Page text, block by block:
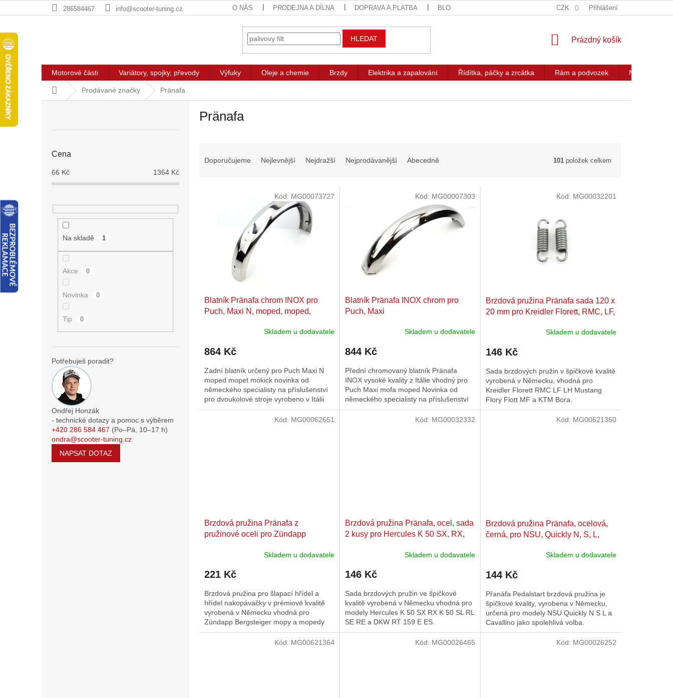
na
286584467 info@scooter-tuning.cz O NÁS PRODEJNA A DÍLNA DOPRAVA A PLATBA BLOG CZK Přihlášení
HLEDAT
NÁKUPNÍ
Prázdný košík
Motorové části Variátory, spojky, převody Výfuky Oleje a chemie Brzdy Elektrika a zapalování Řídítka, páčky a zrcátka Rám a podvozek Nářadí a
Domů Prodávané značky Pränafa
Cena
66 Kč 1364 Kč
Na skladě 1
Akce 0
Novinka 0
Tip 0
Potřebuješ poradit?
Ondřej Honzák
- technické dotazy a pomoc s výběrem
+420 286 584 467 (Po–Pá, 10–17 h)
ondra@scooter-tuning.cz
NAPSAT DOTAZ
Pränafa
Doporučujeme Nejlevnější Nejdražší Nejprodávanější Abecedně 101 položek celkem
Blatník Pränafa chrom INOX pro
Puch, Maxi N, moped, moped,
Skladem u dodavatele
864 Kč
Zadní blatník určený pro Puch Maxi N
moped mopet mokick novinka od
německého specialisty na příslušenství
pro dvoukolové stroje vyrobeno v Itálii
Kód: MG00073727
Blatník Pränafa INOX chrom pro
Puch, Maxi
Skladem u dodavatele
844 Kč
Přední chromovaný blatník Pränafa
INOX vysoké kvality z Itálie vhodný pro
Puch Maxi mofa moped Novinka od
německého specialisty na příslušenství
Kód: MG00007303
Brzdová pružina Pränafa sada 120 x
20 mm pro Kreidler Florett, RMC, LF,
23, 24, KTM Bora 25, 50Skladem u dodavatele
146 Kč
Sada brzdových pružin v špičkové kvalitě
vyrobená v Německu, vhodná pro
Kreidler Florett RMC LF LH Mustang
Flory Flott MF a KTM Bora.
Kód: MG00032201
Brzdová pružina Pränafa z
pružinové oceli pro Zündapp
Skladem u dodavatele
221 Kč
Brzdová pružina pro šlapací hřídel a
hřídel nakopávačky v prémiové kvalitě
vyrobená v Německu vhodná pro
Zündapp Bergsteiger mopy a mopedy
Kód: MG00062651
Brzdová pružina Pränafa, ocel, sada
2 kusy pro Hercules K 50 SX, RX,
Skladem u dodavatele
146 Kč
Sada brzdových pružin ve špičkové
kvalitě vyrobená v Německu vhodná pro
modely Hercules K 50 SX RX K 50 SL RL
SE RE a DKW RT 159 E ES.
Kód: MG00032332
Brzdová pružina Pränafa, ocelová,
černá, pro NSU, Quickly N, S, L,
Skladem u dodavatele
144 Kč
Přanáfa Pedalstart brzdová pružina je
špičkové kvality, vyrobena v Německu,
určená pro modely NSU Quickly N S L a
Cavallino jako spolehlivá volba.
Kód: MG00621360
Kód: MG00621364 Kód: MG00026465 Kód: MG00026252